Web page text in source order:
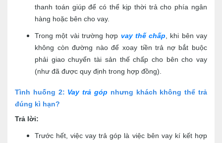
thanh toán giúp để có thể kịp thời trả cho phía ngân
hàng hoặc bên cho vay.
Trong một vài trường hợp vay thế chấp , khi bên vay
không còn đường nào để xoay tiền trả nợ bắt buộc
phải giao chuyển tài sản thế chấp cho bên cho vay
(như đã được quy định trong hợp đồng).
Tình huống 2: Vay trả góp nhưng khách không thể trả
đúng kì hạn?
Trả lời:
Trước hết, việc vay trả góp là việc bên vay kí kết hợp